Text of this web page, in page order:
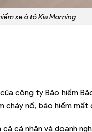
xe ô tô Kia Morning
công ty Bảo hiểm
cháy nổ, bảo hiểm
cá nhân và doanh